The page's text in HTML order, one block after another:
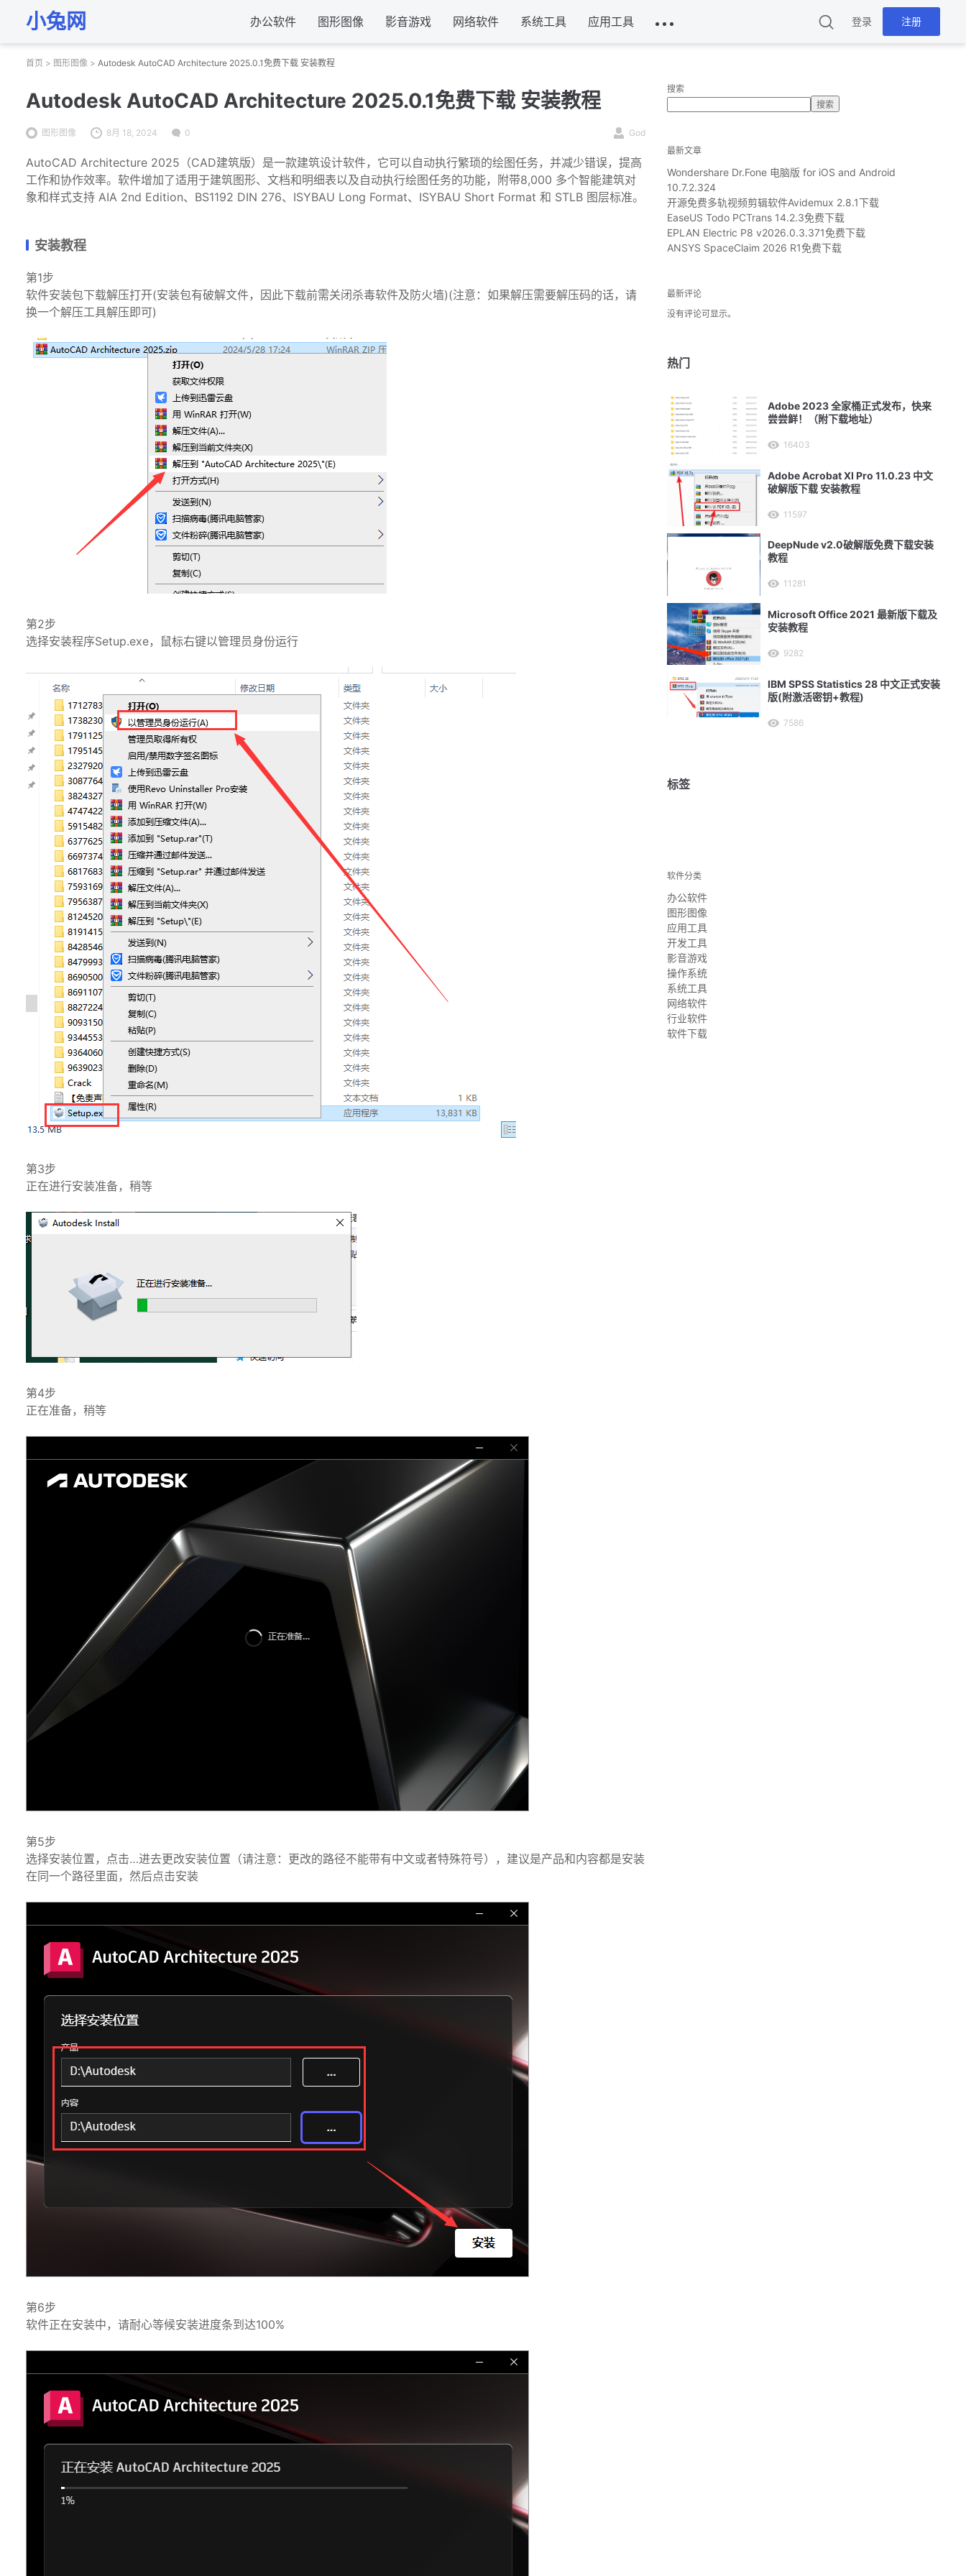
小兔网 办公软件 图形图像 影音游戏 网络软件 系统工具 应用工具 登录 注册
首页 > 图形图像 > Autodesk AutoCAD Architecture 2025.0.1免费下载 安装教程
Autodesk AutoCAD Architecture 2025.0.1免费下载 安装教程
图形图像 8月 18, 2024 0 God
AutoCAD Architecture 2025（CAD建筑版）是一款建筑设计软件，它可以自动执行繁琐的绘图任务，并减少错误，提高
工作和协作效率。软件增加了适用于建筑图形、文档和明细表以及自动执行绘图任务的功能，附带8,000 多个智能建筑对
象和样式支持 AIA 2nd Edition、BS1192 DIN 276、ISYBAU Long Format、ISYBAU Short Format 和 STLB 图层标准。
安装教程
第1步
软件安装包下载解压打开(安装包有破解文件，因此下载前需关闭杀毒软件及防火墙)(注意：如果解压需要解压码的话，请
换一个解压工具解压即可)
第2步
选择安装程序Setup.exe，鼠标右键以管理员身份运行
第3步
正在进行安装准备，稍等
第4步
正在准备，稍等
第5步
选择安装位置，点击…进去更改安装位置（请注意：更改的路径不能带有中文或者特殊符号），建议是产品和内容都是安装
在同一个路径里面，然后点击安装
第6步
软件正在安装中，请耐心等候安装进度条到达100%
搜索
搜索
最新文章
Wondershare Dr.Fone 电脑版 for iOS and Android
10.7.2.324
开源免费多轨视频剪辑软件Avidemux 2.8.1下载
EaseUS Todo PCTrans 14.2.3免费下载
EPLAN Electric P8 v2026.0.3.371免费下载
ANSYS SpaceClaim 2026 R1免费下载
最新评论
没有评论可显示。
热门
Adobe 2023 全家桶正式发布，快来
尝尝鲜！（附下载地址）
16403
Adobe Acrobat XI Pro 11.0.23 中文
破解版下载 安装教程
11597
DeepNude v2.0破解版免费下载安装
教程
11281
Microsoft Office 2021 最新版下载及
安装教程
9282
IBM SPSS Statistics 28 中文正式安装
版(附激活密钥+教程)
7586
标签
软件分类
办公软件
图形图像
应用工具
开发工具
影音游戏
操作系统
系统工具
网络软件
行业软件
软件下载